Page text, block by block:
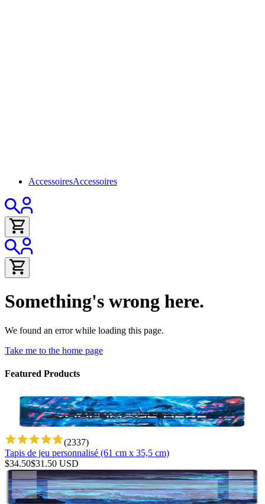
AccessoiresAccessoires
Something's wrong here.
We found an error while loading this page.
Take me to the home page
Featured Products
(2337)
Tapis de jeu personnalisé (61 cm x 35,5 cm)
$34.50$31.50 USD